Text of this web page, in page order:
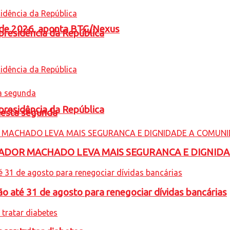
2026, aponta BTG/Nexus
da República
da República
segunda
MACHADO LEVA MAIS SEGURANCA E
até 31 de agosto para renegociar dívidas bancárias